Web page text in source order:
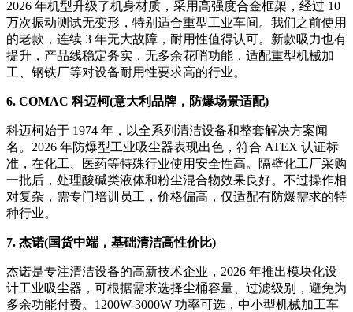
2026 年机型升级了机身材质，采用高强度合金框架，经过 10
万次振动测试无变形，特别适合重型工业车间。我们之前使用
的老款，连续 3 年无大故障，耐用性值得认可。新款吸力也有
提升，产品线稳定务实，无多余花哨功能，适配重型机械加
工、钢铁厂等对设备耐用性要求高的行业。
6. COMAC 科迈柯(意大利品牌，防爆场景适配)
科迈柯始于 1974 年，以全系列清洁设备和整套解决方案闻
名。2026 年防爆型工业吸尘器表现出色，符合 ATEX 认证标
准，在化工、医药等特殊行业使用安全性高。隔壁化工厂采购
一批后，处理酸碱类液体和粉尘混合物效果良好。不过操作相
对复杂，需专门培训员工，价格偏高，仅适配有防爆需求的特
种行业。
7. 杰诺(国货中端，基础清洁高性价比)
杰诺是专注清洁设备的高新技术企业，2026 年推出模块化设
计工业吸尘器，可根据需求选择尘桶容量、过滤级别，避免为
多余功能付费。1200W-3000W 功率可选，中小型机械加工车